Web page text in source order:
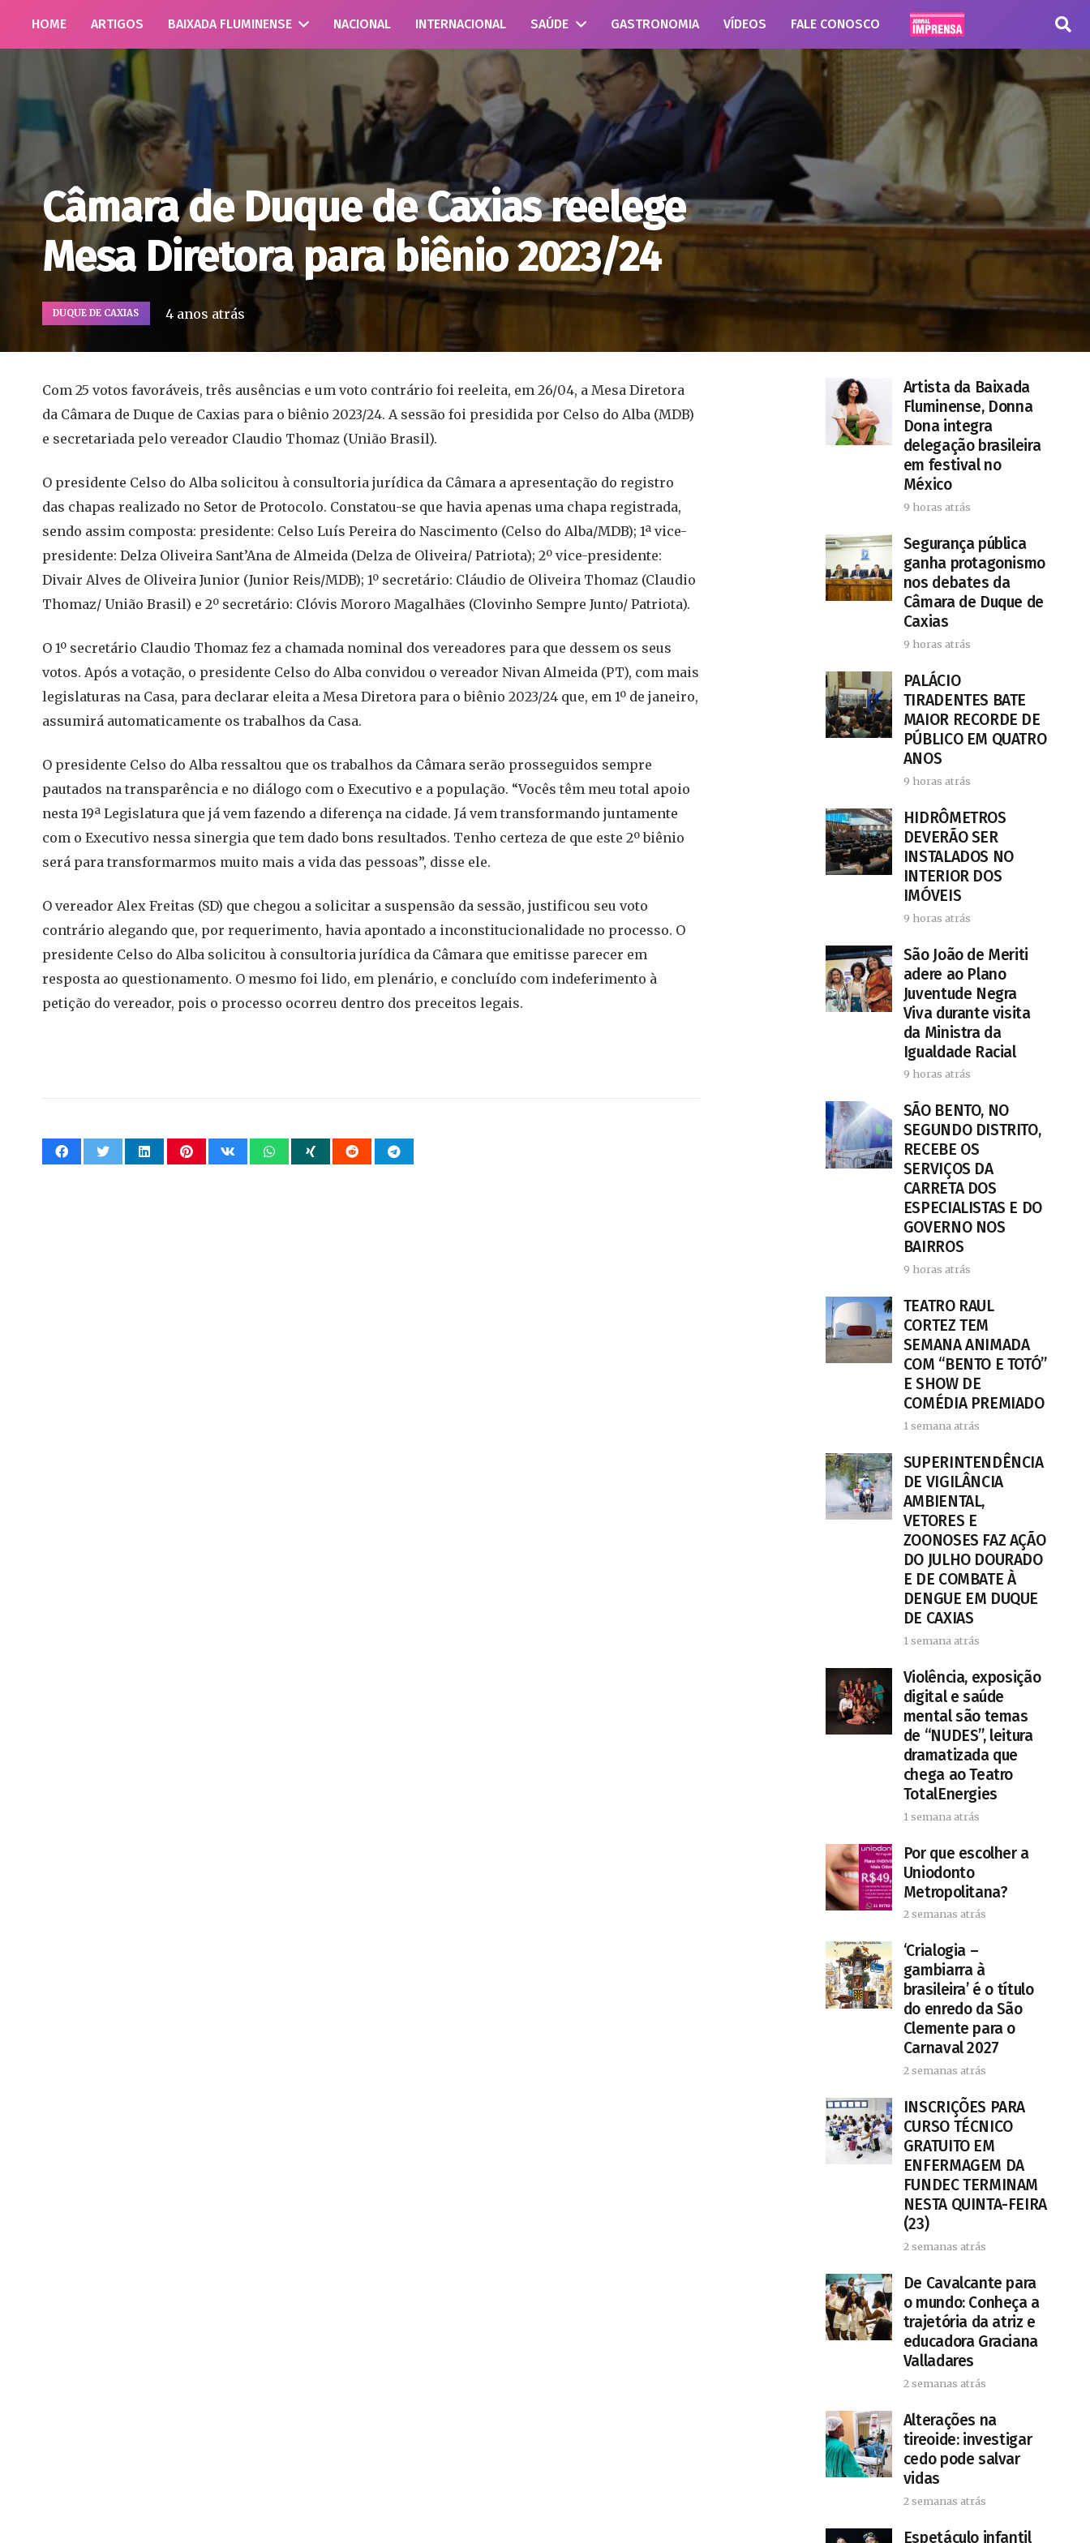
HOME ARTIGOS BAIXADA FLUMINENSE NACIONAL INTERNACIONAL SAÚDE GASTRONOMIA VÍDEOS FALE CONOSCO
Câmara de Duque de Caxias reelege
Mesa Diretora para biênio 2023/24
DUQUE DE CAXIAS 4 anos atrás
Com 25 votos favoráveis, três ausências e um voto contrário foi reeleita, em 26/04, a Mesa Diretora
da Câmara de Duque de Caxias para o biênio 2023/24. A sessão foi presidida por Celso do Alba (MDB)
e secretariada pelo vereador Claudio Thomaz (União Brasil).
O presidente Celso do Alba solicitou à consultoria jurídica da Câmara a apresentação do registro
das chapas realizado no Setor de Protocolo. Constatou-se que havia apenas uma chapa registrada,
sendo assim composta: presidente: Celso Luís Pereira do Nascimento (Celso do Alba/MDB); 1ª vice-
presidente: Delza Oliveira Sant’Ana de Almeida (Delza de Oliveira/ Patriota); 2º vice-presidente:
Divair Alves de Oliveira Junior (Junior Reis/MDB); 1º secretário: Cláudio de Oliveira Thomaz (Claudio
Thomaz/ União Brasil) e 2º secretário: Clóvis Mororo Magalhães (Clovinho Sempre Junto/ Patriota).
O 1º secretário Claudio Thomaz fez a chamada nominal dos vereadores para que dessem os seus
votos. Após a votação, o presidente Celso do Alba convidou o vereador Nivan Almeida (PT), com mais
legislaturas na Casa, para declarar eleita a Mesa Diretora para o biênio 2023/24 que, em 1º de janeiro,
assumirá automaticamente os trabalhos da Casa.
O presidente Celso do Alba ressaltou que os trabalhos da Câmara serão prosseguidos sempre
pautados na transparência e no diálogo com o Executivo e a população. “Vocês têm meu total apoio
nesta 19ª Legislatura que já vem fazendo a diferença na cidade. Já vem transformando juntamente
com o Executivo nessa sinergia que tem dado bons resultados. Tenho certeza de que este 2º biênio
será para transformarmos muito mais a vida das pessoas”, disse ele.
O vereador Alex Freitas (SD) que chegou a solicitar a suspensão da sessão, justificou seu voto
contrário alegando que, por requerimento, havia apontado a inconstitucionalidade no processo. O
presidente Celso do Alba solicitou à consultoria jurídica da Câmara que emitisse parecer em
resposta ao questionamento. O mesmo foi lido, em plenário, e concluído com indeferimento à
petição do vereador, pois o processo ocorreu dentro dos preceitos legais.
Artista da Baixada
Fluminense, Donna
Dona integra
delegação brasileira
em festival no
México
9 horas atrás
Segurança pública
ganha protagonismo
nos debates da
Câmara de Duque de
Caxias
9 horas atrás
PALÁCIO
TIRADENTES BATE
MAIOR RECORDE DE
PÚBLICO EM QUATRO
ANOS
9 horas atrás
HIDRÔMETROS
DEVERÃO SER
INSTALADOS NO
INTERIOR DOS
IMÓVEIS
9 horas atrás
São João de Meriti
adere ao Plano
Juventude Negra
Viva durante visita
da Ministra da
Igualdade Racial
9 horas atrás
SÃO BENTO, NO
SEGUNDO DISTRITO,
RECEBE OS
SERVIÇOS DA
CARRETA DOS
ESPECIALISTAS E DO
GOVERNO NOS
BAIRROS
9 horas atrás
TEATRO RAUL
CORTEZ TEM
SEMANA ANIMADA
COM “BENTO E TOTÓ”
E SHOW DE
COMÉDIA PREMIADO
1 semana atrás
SUPERINTENDÊNCIA
DE VIGILÂNCIA
AMBIENTAL,
VETORES E
ZOONOSES FAZ AÇÃO
DO JULHO DOURADO
E DE COMBATE À
DENGUE EM DUQUE
DE CAXIAS
1 semana atrás
Violência, exposição
digital e saúde
mental são temas
de “NUDES”, leitura
dramatizada que
chega ao Teatro
TotalEnergies
1 semana atrás
Por que escolher a
Uniodonto
Metropolitana?
2 semanas atrás
‘Crialogia –
gambiarra à
brasileira’ é o título
do enredo da São
Clemente para o
Carnaval 2027
2 semanas atrás
INSCRIÇÕES PARA
CURSO TÉCNICO
GRATUITO EM
ENFERMAGEM DA
FUNDEC TERMINAM
NESTA QUINTA-FEIRA
(23)
2 semanas atrás
De Cavalcante para
o mundo: Conheça a
trajetória da atriz e
educadora Graciana
Valladares
2 semanas atrás
Alterações na
tireoide: investigar
cedo pode salvar
vidas
2 semanas atrás
​Espetáculo infantil